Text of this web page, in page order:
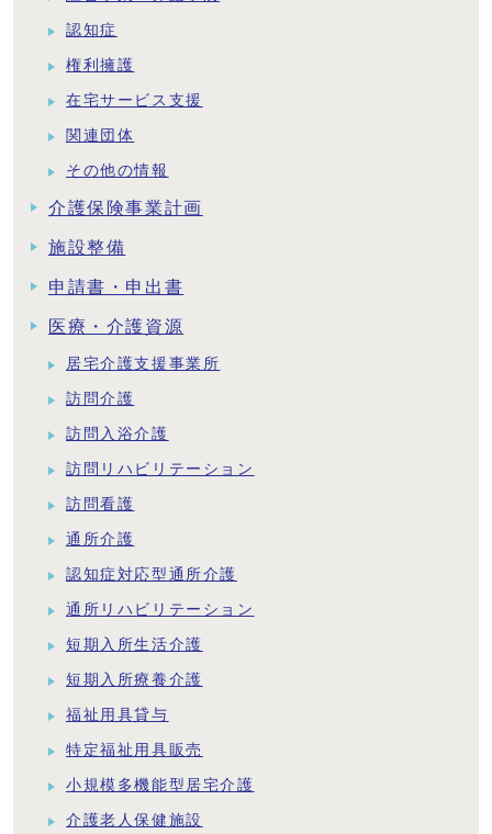
認知症
権利擁護
在宅サービス支援
関連団体
その他の情報
介護保険事業計画
施設整備
申請書・申出書
医療・介護資源
居宅介護支援事業所
訪問介護
訪問入浴介護
訪問リハビリテーション
訪問看護
通所介護
認知症対応型通所介護
通所リハビリテーション
短期入所生活介護
短期入所療養介護
福祉用具貸与
特定福祉用具販売
小規模多機能型居宅介護
介護老人保健施設